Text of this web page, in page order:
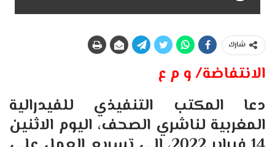
شارك
الانتفاضة/ و م ع
دعا المكتب التنفيذي للفيدرالية
المغربية لناشري الصحف، اليوم الاثنين